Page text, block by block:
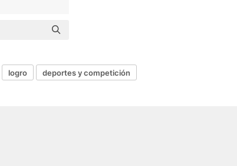
logro deportes y competición